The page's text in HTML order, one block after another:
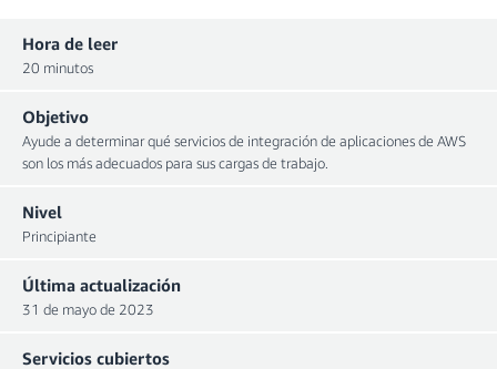
Hora de leer
20 minutos
Objetivo
Ayude a determinar qué servicios de integración de aplicaciones de AWS
son los más adecuados para sus cargas de trabajo.
Nivel
Principiante
Última actualización
31 de mayo de 2023
Servicios cubiertos